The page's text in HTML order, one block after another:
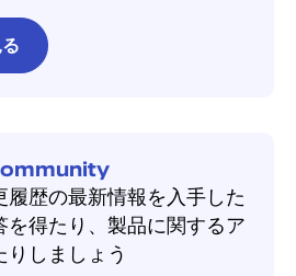
ます。ウィザードに従
ションを選択し、ユー
ドリンクをメールで送
ダウンロードする
一度に展開する場合に
イドバーの「
ロフィールの横にある
コンを選択し、「
選ぶと、デフォルトの
前を付け、必要な設定
「保存して公開」 を選
スに割り当てるには：
ある「デバイス
履歴の最新情報を入手した
を得たり、製品に関するア
りしましょう